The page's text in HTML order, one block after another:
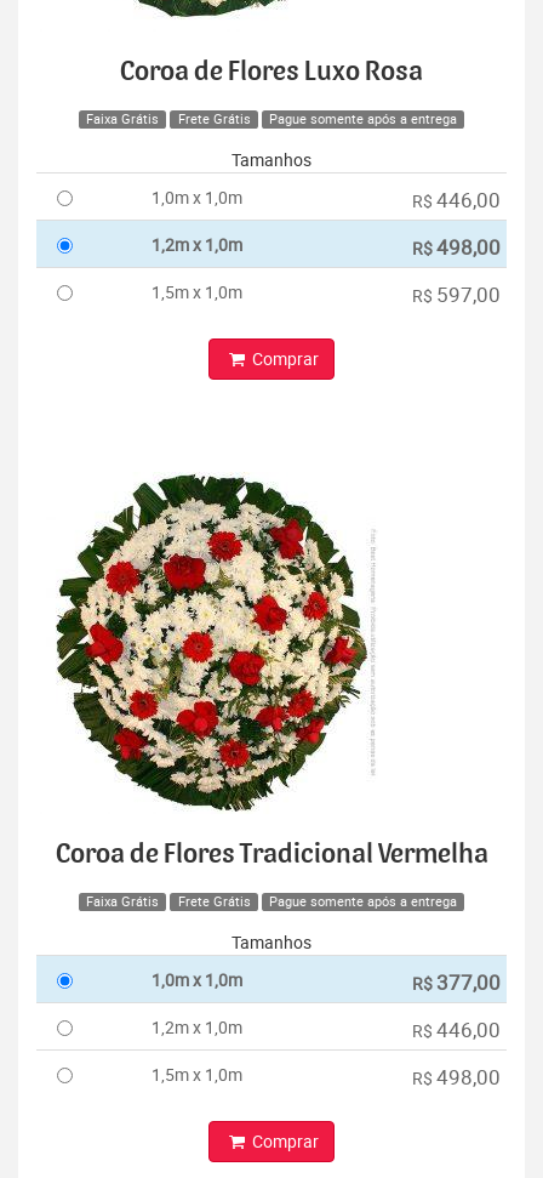
Coroa de Flores Luxo Rosa
Faixa Grátis Frete Grátis Pague somente após a entrega
Tamanhos
1,0m x 1,0m
R$ 446,00
1,2m x 1,0m R$498,00
1,5m x 1,0m R$ 597,00
Comprar
Coroa de Flores Tradicional Vermelha
Faixa Grátis Frete Grátis Pague somente após a entrega
Tamanhos
1,0m x 1,0m
R$ 377,00
1,2m x 1,0m R$ 446,00
1,5m x 1,0m R$ 498,00
Comprar